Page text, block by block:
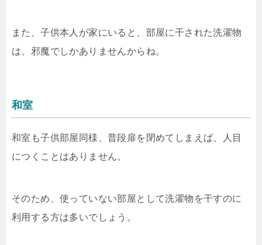
また、子供本人が家にいると、部屋に干された洗濯物
は、邪魔でしかありませんからね。
和室
和室も子供部屋同様、普段扉を閉めてしまえば、人目
につくことはありません。
そのため、使っていない部屋として洗濯物を干すのに
利用する方は多いでしょう。